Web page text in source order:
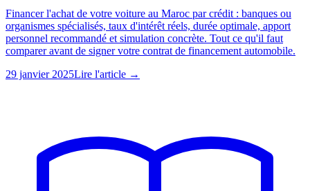
Financer l'achat de votre voiture au Maroc par crédit : banques ou
organismes spécialisés, taux d'intérêt réels, durée optimale, apport
personnel recommandé et simulation concrète. Tout ce qu'il faut
comparer avant de signer votre contrat de financement automobile.
29 janvier 2025Lire l'article →